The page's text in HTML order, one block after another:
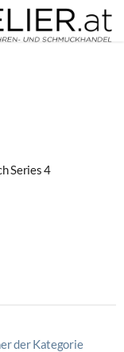
Series 4
der Kategorie